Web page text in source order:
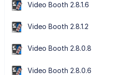
Video Booth 2.8.1.6
Video Booth 2.8.1.2
Video Booth 2.8.0.8
Video Booth 2.8.0.6